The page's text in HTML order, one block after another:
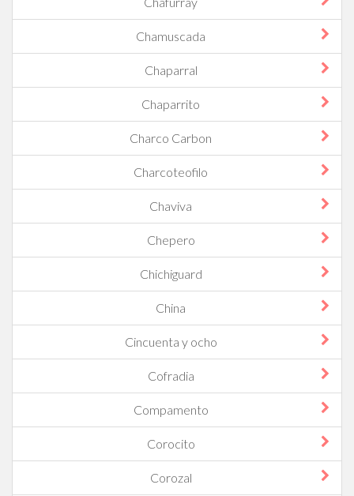
Chamuscada
Chaparral
Chaparrito
Charco Carbon
Charcoteofilo
Chaviva
Chepero
Chichiguard
China
Cincuenta y ocho
Cofradia
Compamento
Corocito
Corozal